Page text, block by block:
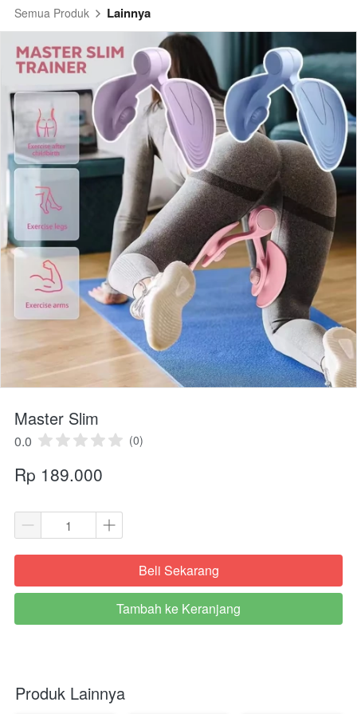
Semua Produk Lainnya
Master Slim
0.0 (0)
Rp 189.000
`Beli Sekarang
`
Tambah ke Keranjang
Produk Lainnya